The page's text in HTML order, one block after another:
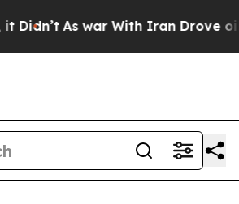
As war With Iran Drove oil